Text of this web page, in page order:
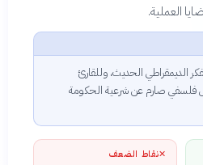
العملية.
الديمقراطي الحديث، وللقارئ
فلسفي صارم عن شرعية الحكومة
✕نقاط الضعف